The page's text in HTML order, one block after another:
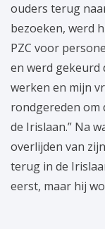
ouders terug
bezoeken, werd
PZC voor
en werd gekeurd
werken en mijn
rondgereden om
de Irislaan.” Na
overlijden van
terug in de
eerst, maar hij